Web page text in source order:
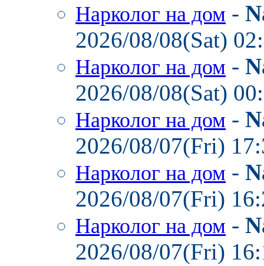
Нарколог на дом -
2026/08/08(Sat)
Нарколог на дом -
2026/08/08(Sat)
Нарколог на дом -
2026/08/07(Fri)
Нарколог на дом -
2026/08/07(Fri)
Нарколог на дом -
2026/08/07(Fri)